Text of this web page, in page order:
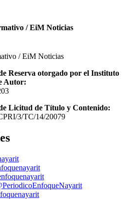
/ EiM Noticias
/ EiM Noticias
Reserva otorgado por el Instituto
Autor:
Licitud de Título y Contenido:
3/TC/14/20079